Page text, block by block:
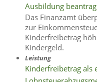
Ausbildung
Das Finanzamt
zur
Kinderfreibetrag
Kindergeld.
Leistung
Kinderfreibetrag als